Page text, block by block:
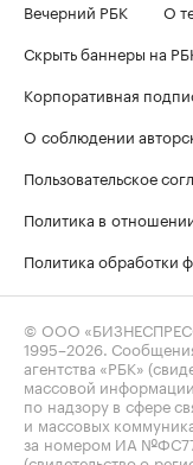
Вечерний РБК
О
Скрыть баннеры на
Корпоративная
О соблюдении
Пользовательское
Политика в
Политика обработки
© ООО
1995–2026 .
агентства «РБК»
массовой
по надзору в сфере
и массовых
за номером ИА